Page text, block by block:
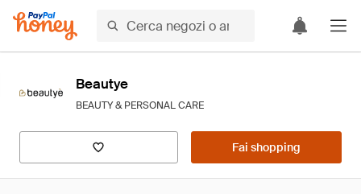
Beautye
BEAUTY & PERSONAL CARE
Fai shopping